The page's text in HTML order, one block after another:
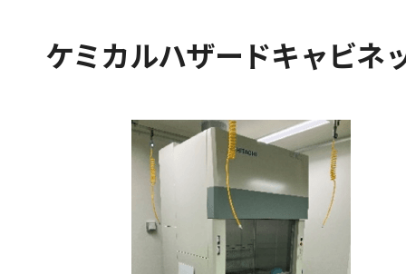
ケミカルハザードキャビネ